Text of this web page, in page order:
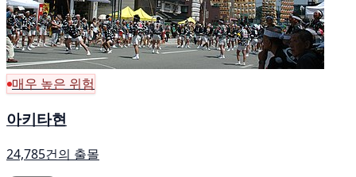
매우 높은 위험
아키타현
24,785건의 출몰